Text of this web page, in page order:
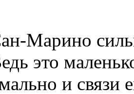
Марино
это
и связи